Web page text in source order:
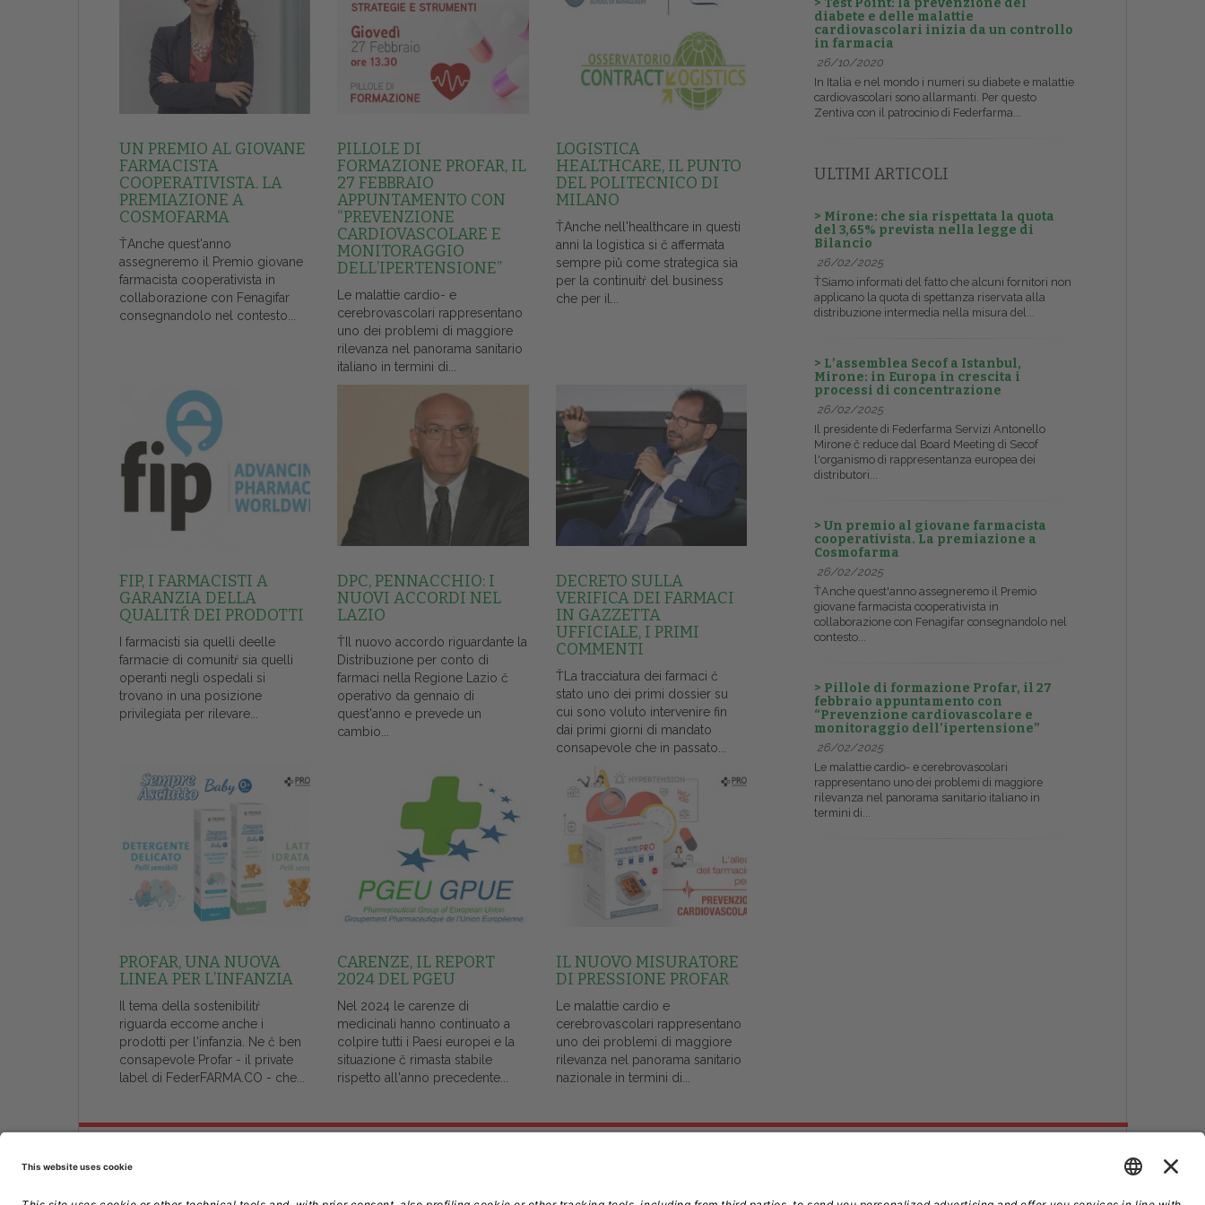
UN PREMIO AL GIOVANE
FARMACISTA
COOPERATIVISTA. LA
PREMIAZIONE A
COSMOFARMA
ŤAnche quest'anno
assegneremo il Premio giovane
farmacista cooperativista in
collaborazione con Fenagifar
consegnandolo nel contesto...
PILLOLE DI
FORMAZIONE PROFAR, IL
27 FEBBRAIO
APPUNTAMENTO CON
“PREVENZIONE
CARDIOVASCOLARE E
MONITORAGGIO
DELL’IPERTENSIONE”
Le malattie cardio- e
cerebrovascolari rappresentano
uno dei problemi di maggiore
rilevanza nel panorama sanitario
italiano in termini di...
LOGISTICA
HEALTHCARE, IL PUNTO
DEL POLITECNICO DI
MILANO
ŤAnche nell'healthcare in questi
anni la logistica si č affermata
sempre piů come strategica sia
per la continuitŕ del business
che per il...
FIP, I FARMACISTI A
GARANZIA DELLA
QUALITŔ DEI PRODOTTI
I farmacisti sia quelli deelle
farmacie di comunitŕ sia quelli
operanti negli ospedali si
trovano in una posizione
privilegiata per rilevare...
DPC, PENNACCHIO: I
NUOVI ACCORDI NEL
LAZIO
ŤIl nuovo accordo riguardante la
Distribuzione per conto di
farmaci nella Regione Lazio č
operativo da gennaio di
quest'anno e prevede un
cambio...
DECRETO SULLA
VERIFICA DEI FARMACI
IN GAZZETTA
UFFICIALE, I PRIMI
COMMENTI
ŤLa tracciatura dei farmaci č
stato uno dei primi dossier su
cui sono voluto intervenire fin
dai primi giorni di mandato
consapevole che in passato...
PROFAR, UNA NUOVA
LINEA PER L’INFANZIA
Il tema della sostenibilitŕ
riguarda eccome anche i
prodotti per l'infanzia. Ne č ben
consapevole Profar - il private
label di FederFARMA.CO - che...
CARENZE, IL REPORT
2024 DEL PGEU
Nel 2024 le carenze di
medicinali hanno continuato a
colpire tutti i Paesi europei e la
situazione č rimasta stabile
rispetto all'anno precedente...
IL NUOVO MISURATORE
DI PRESSIONE PROFAR
Le malattie cardio e
cerebrovascolari rappresentano
uno dei problemi di maggiore
rilevanza nel panorama sanitario
nazionale in termini di...
> Test Point: la prevenzione del
diabete e delle malattie
cardiovascolari inizia da un controllo
in farmacia
26/10/2020
In Italia e nel mondo i numeri su diabete e malattie
cardiovascolari sono allarmanti. Per questo
Zentiva con il patrocinio di Federfarma...
ULTIMI ARTICOLI
> Mirone: che sia rispettata la quota
del 3,65% prevista nella legge di
Bilancio
26/02/2025
ŤSiamo informati del fatto che alcuni fornitori non
applicano la quota di spettanza riservata alla
distribuzione intermedia nella misura del...
> L’assemblea Secof a Istanbul,
Mirone: in Europa in crescita i
processi di concentrazione
26/02/2025
Il presidente di Federfarma Servizi Antonello
Mirone č reduce dal Board Meeting di Secof
l'organismo di rappresentanza europea dei
distributori...
> Un premio al giovane farmacista
cooperativista. La premiazione a
Cosmofarma
26/02/2025
ŤAnche quest'anno assegneremo il Premio
giovane farmacista cooperativista in
collaborazione con Fenagifar consegnandolo nel
contesto...
> Pillole di formazione Profar, il 27
febbraio appuntamento con
“Prevenzione cardiovascolare e
monitoraggio dell’ipertensione”
26/02/2025
Le malattie cardio- e cerebrovascolari
rappresentano uno dei problemi di maggiore
rilevanza nel panorama sanitario italiano in
termini di...